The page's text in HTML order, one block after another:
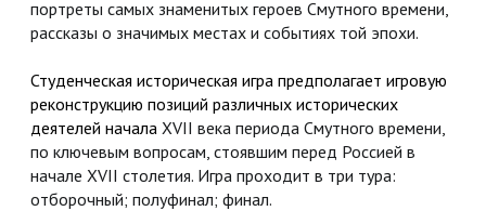
портреты самых знаменитых героев Смутного времени,
рассказы о значимых местах и событиях той эпохи.
Студенческая историческая игра предполагает игровую
реконструкцию позиций различных исторических
деятелей начала XVII века периода Смутного времени,
по ключевым вопросам, стоявшим перед Россией в
начале XVII столетия. Игра проходит в три тура:
отборочный; полуфинал; финал.